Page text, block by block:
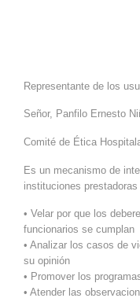
Representante de los
Señor, Panfilo Ernesto
Comité de Ética
Es un mecanismo de
instituciones
• Velar por que los
funcionarios se cumplan
• Analizar los casos de
su opinión
• Promover los
• Atender las